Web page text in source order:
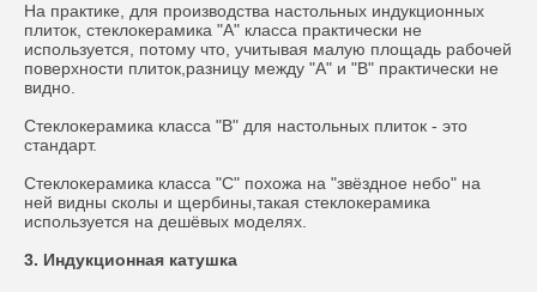
На практике, для производства настольных индукционных
плиток, стеклокерамика "А" класса практически не
используется, потому что, учитывая малую площадь рабочей
поверхности плиток,разницу между "А" и "В" практически не
видно.
Стеклокерамика класса "В" для настольных плиток - это
стандарт.
Стеклокерамика класса "С" похожа на "звёздное небо" на
ней видны сколы и щербины,такая стеклокерамика
используется на дешёвых моделях.
3. Индукционная катушка